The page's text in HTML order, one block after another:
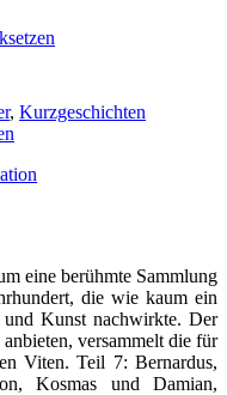
, Kurzgeschichten
eine berühmte Sammlung
die wie kaum ein
Kunst nachwirkte. Der
versammelt die für
Viten. Teil 7: Bernardus,
Kosmas und Damian,